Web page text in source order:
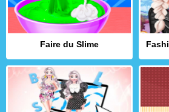
Faire du Slime